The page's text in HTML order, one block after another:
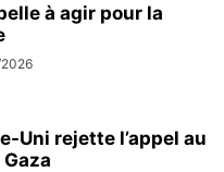
à agir pour la
Uni rejette l’appel au